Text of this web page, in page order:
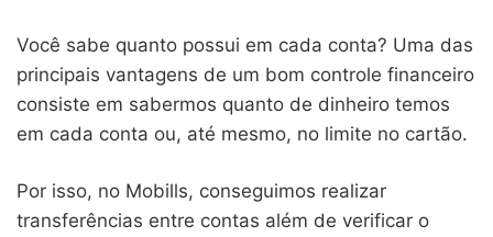
Você sabe quanto possui em cada conta? Uma das
principais vantagens de um bom controle financeiro
consiste em sabermos quanto de dinheiro temos
em cada conta ou, até mesmo, no limite no cartão.
Por isso, no Mobills, conseguimos realizar
transferências entre contas além de verificar o